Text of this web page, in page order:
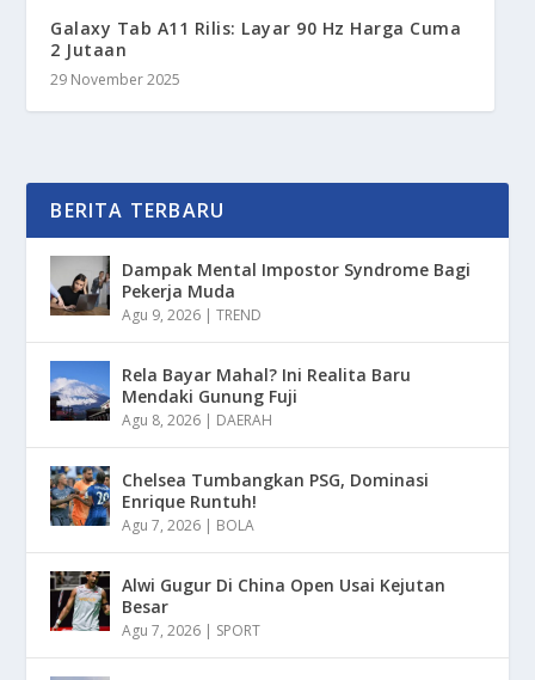
Galaxy Tab A11 Rilis: Layar 90 Hz Harga Cuma
2 Jutaan
29 November 2025
BERITA TERBARU
Dampak Mental Impostor Syndrome Bagi
Pekerja Muda
Agu 9, 2026 |TREND
Rela Bayar Mahal? Ini Realita Baru
Mendaki Gunung Fuji
Agu 8, 2026 | DAERAH
Chelsea Tumbangkan PSG, Dominasi
Enrique Runtuh!
Agu 7, 2026 | BOLA
Alwi Gugur Di China Open Usai Kejutan
Besar
Agu 7, 2026 | SPORT